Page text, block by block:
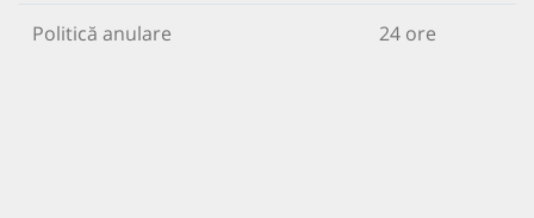
Politică anulare 24 ore